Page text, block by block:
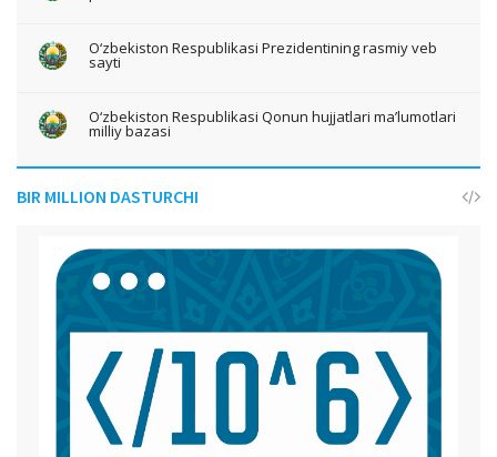
O‘zbekiston Respublikasi Prezidentining rasmiy veb
sayti
O‘zbekiston Respublikasi Qonun hujjatlari ma’lumotlari
milliy bazasi
BIR MILLION DASTURCHI